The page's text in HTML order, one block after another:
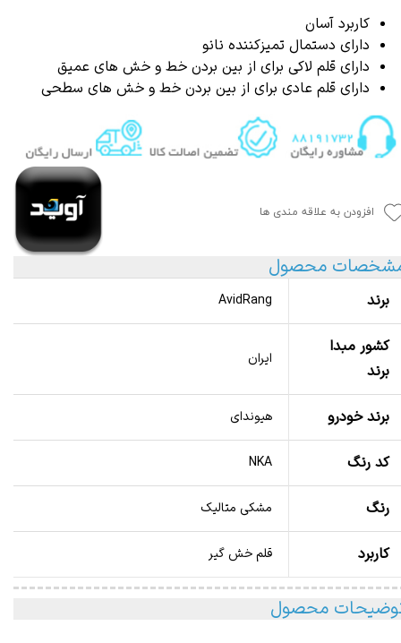
کاربرد آسان
دارای دستمال تمیزکننده نانو
دارای قلم لاکی برای از بین بردن خط و خش های عمیق
دارای قلم عادی برای از بین بردن خط و خش های سطحی
افزودن به علاقه مندی ها
محصول
برند AvidRang
کشور مبدا
برند
ایران
برند خودرو هیوندای
کد رنگ NKA
رنگ مشکی متالیک
کاربرد قلم خش گیر
محصول